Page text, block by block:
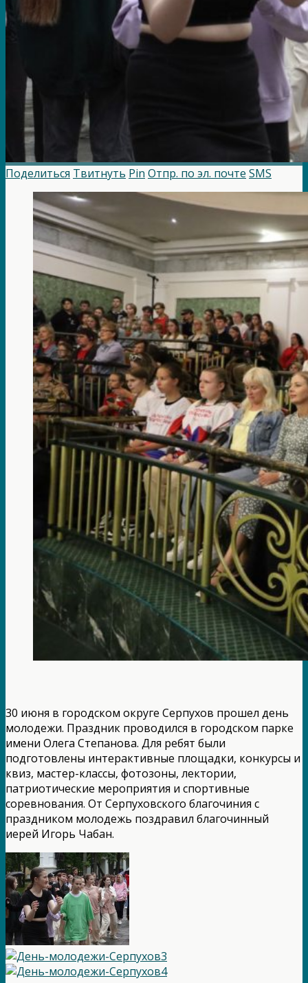
Поделиться Твитнуть Pin Отпр. по эл. почте SMS
30 июня в городском округе Серпухов прошел день
молодежи. Праздник проводился в городском парке
имени Олега Степанова. Для ребят были
подготовлены интерактивные площадки, конкурсы и
квиз, мастер-классы, фотозоны, лектории,
патриотические мероприятия и спортивные
соревнования. От Серпуховского благочиния с
праздником молодежь поздравил благочинный
иерей Игорь Чабан.